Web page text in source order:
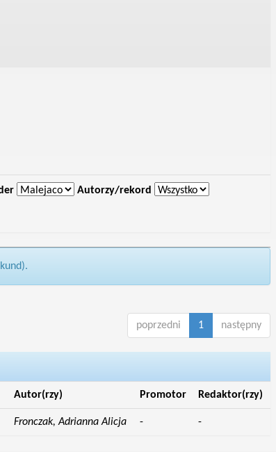
Autorzy/rekord
poprzedni 1 następny
Autor(rzy) Promotor Redaktor(rzy)
Fronczak, Adrianna Alicja - -